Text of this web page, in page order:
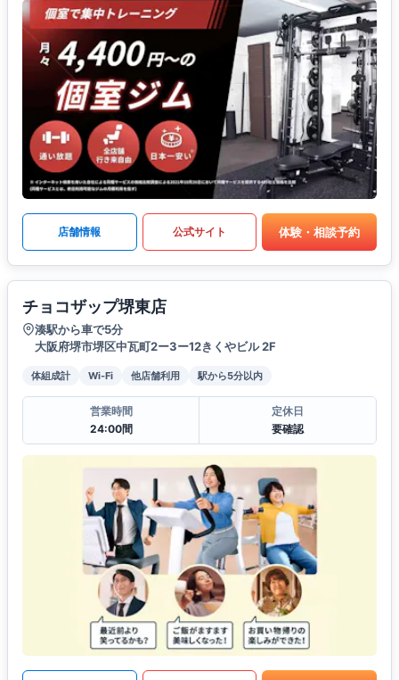
店舗情報 公式サイト 体験・相談予約
チョコザップ堺東店
湊駅から車で5分
大阪府堺市堺区中瓦町2ー3ー12きくやビル 2F
体組成計 Wi-Fi 他店舗利用 駅から5分以内
営業時間
24:00間
定休日
要確認